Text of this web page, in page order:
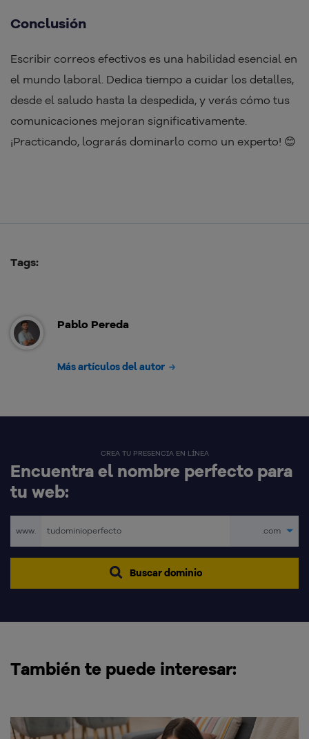
Conclusión
Escribir correos efectivos es una habilidad esencial en
el mundo laboral. Dedica tiempo a cuidar los detalles,
desde el saludo hasta la despedida, y verás cómo tus
comunicaciones mejoran significativamente.
¡Practicando, lograrás dominarlo como un experto! 😊
Tags:
Pablo Pereda
Más artículos del autor
CREA TU PRESENCIA EN LÍNEA
Encuentra el nombre perfecto para
tu web:
www. .com
Buscar dominio
También te puede interesar: